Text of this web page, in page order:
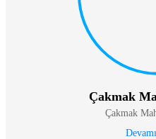
Çakmak
Çakmak